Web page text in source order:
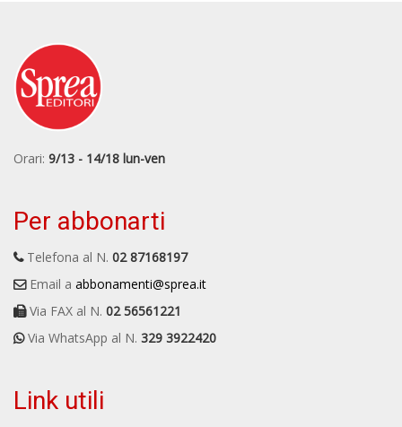
Orari: 9/13 - 14/18 lun-ven
Per abbonarti
Telefona al N. 02 87168197
Email a abbonamenti@sprea.it
Via FAX al N. 02 56561221
Via WhatsApp al N. 329 3922420
Link utili